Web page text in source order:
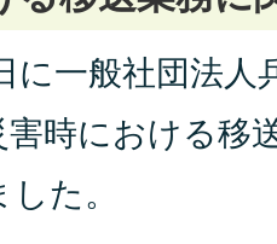
に一般社団法人
時における移
た。